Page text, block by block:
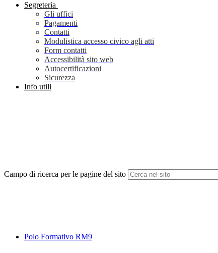
Segreteria
Gli uffici
Pagamenti
Contatti
Modulistica accesso civico agli atti
Form contatti
Accessibilità sito web
Autocertificazioni
Sicurezza
Info utili
Campo di ricerca per le pagine del sito
Polo Formativo RM9